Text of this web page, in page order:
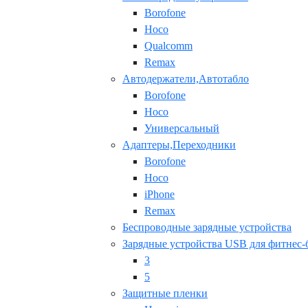
Borofone
Hoco
Qualcomm
Remax
Автодержатели,Автотабло
Borofone
Hoco
Универсальный
Адаптеры,Переходники
Borofone
Hoco
iPhone
Remax
Беспроводные зарядные устройства
Зарядные устройства USB для фитнес-
3
5
Защитные пленки